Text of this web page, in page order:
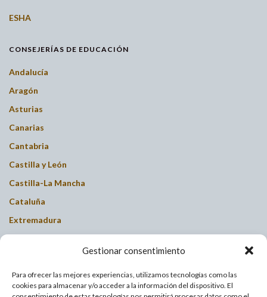
Gestionar consentimiento
Para ofrecer las mejores experiencias, utilizamos tecnologías como las
cookies para almacenar y/o acceder a la información del dispositivo. El
ESHA
CONSEJERÍAS DE EDUCACIÓN
Andalucía
Aragón
Asturias
Canarias
Cantabria
Castilla y León
Castilla-La Mancha
Cataluña
Extremadura
La Rioja
Madrid